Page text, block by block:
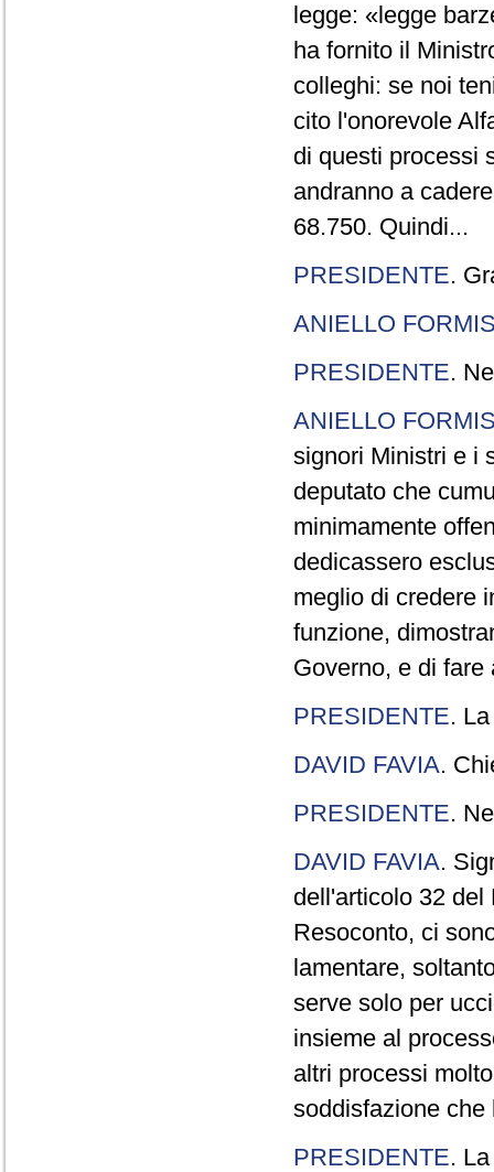
legge: «legge
ha fornito il
colleghi: se noi
cito l'onorevole
di questi processi
andranno a
68.750. Quindi...
PRESIDENTE.
ANIELLO
PRESIDENTE.
ANIELLO
signori Ministri e i
deputato che
minimamente
dedicassero
meglio di credere
funzione,
Governo, e di
PRESIDENTE.
DAVID FAVIA.
PRESIDENTE.
DAVID FAVIA.
dell'articolo 32 del
Resoconto, ci
lamentare,
serve solo per
insieme al
altri processi
soddisfazione che
PRESIDENTE.